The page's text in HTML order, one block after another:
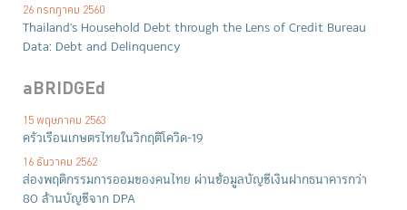
26 กรกฎาคม 2560
Thailand's Household Debt through the Lens of Credit Bureau
Data: Debt and Delinquency
aBRIDGEd
15 พฤษภาคม 2563
ครัวเรือนเกษตรไทยในวิกฤติโควิด-19
16 ธันวาคม 2562
ส่องพฤติกรรมการออมของคนไทย ผ่านข้อมูลบัญชีเงินฝากธนาคารกว่า
80 ล้านบัญชีจาก DPA